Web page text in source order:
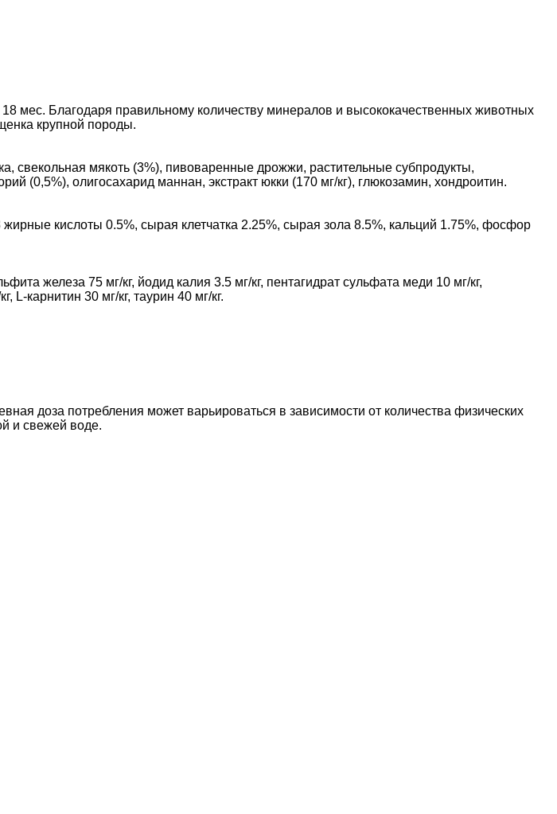
мес. Благодаря правильному количеству минералов и высококачественных животных
крупной породы.
свекольная мякоть (3%), пивоваренные дрожжи, растительные субпродукты,
(0,5%), олигосахарид маннан, экстракт юкки (170 мг/кг), глюкозамин, хондроитин.
кислоты 0.5%, сырая клетчатка 2.25%, сырая зола 8.5%, кальций 1.75%, фосфор
железа 75 мг/кг, йодид калия 3.5 мг/кг, пентагидрат сульфата меди 10 мг/кг,
L-карнитин 30 мг/кг, таурин 40 мг/кг.
доза потребления может варьироваться в зависимости от количества физических
и свежей воде.